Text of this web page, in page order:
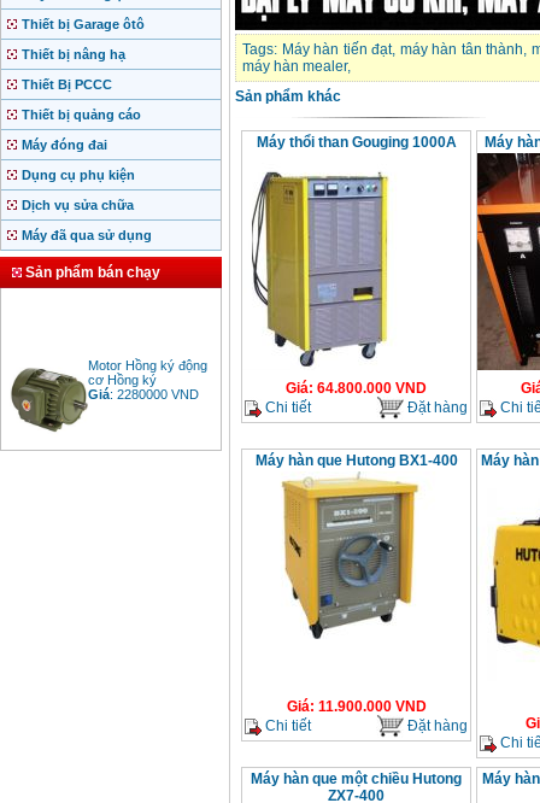
Thiết bị Garage ôtô
Thiết bị nâng hạ
Thiết Bị PCCC
Thiết bị quảng cáo
Máy đóng đai
Dụng cụ phụ kiện
Dịch vụ sửa chữa
Máy đã qua sử dụng
Sản phẩm bán chạy
Motor Hồng ký động
cơ Hồng ký
Giá:2280000
Tags: Máy hàn tiến đạt, máy hàn tân thành,
máy hàn mealer,
Sản phẩm khác
Máy thổi than Gouging 1000A
Giá: 64.800.000 VND
Chi tiết
Đặt hàng
Máy
Chi
Máy hàn que Hutong BX1-400
Giá: 11.900.000VND
Chi tiết
Đặt hàng
Máy
Chi
Máy hàn que một chiều Hutong
ZX7-400
Máy